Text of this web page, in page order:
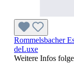
Rommelsbacher
deLuxe
Weitere Infos